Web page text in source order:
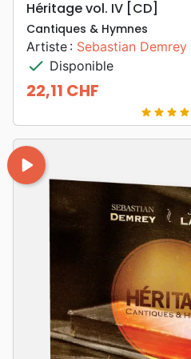
Héritage vol. IV [CD]
Cantiques & Hymnes
Artiste : Sebastian Demrey
check Disponible
Prix
22,11 CHF
star star star star
play_arrow